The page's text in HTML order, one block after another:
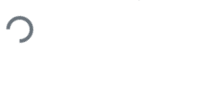
Loading...